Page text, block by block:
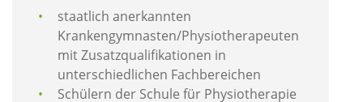
staatlich anerkannten
Krankengymnasten/Physiotherapeuten
mit Zusatzqualifikationen in
unterschiedlichen Fachbereichen
Schülern der Schule für Physiotherapie